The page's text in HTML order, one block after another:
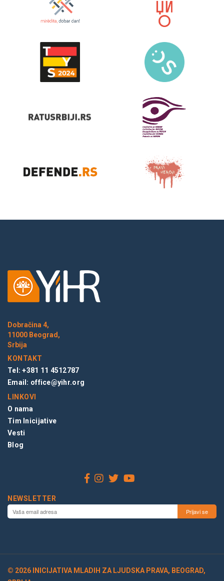
Dobračina 4,
11000 Beograd,
Srbija
KONTAKT
Tel: +381 11 4512787
Email: office@yihr.org
LINKOVI
O nama
Tim Inicijative
Vesti
Blog
NEWSLETTER
© 2026 INICIJATIVA MLADIH ZA LJUDSKA PRAVA, BEOGRAD,